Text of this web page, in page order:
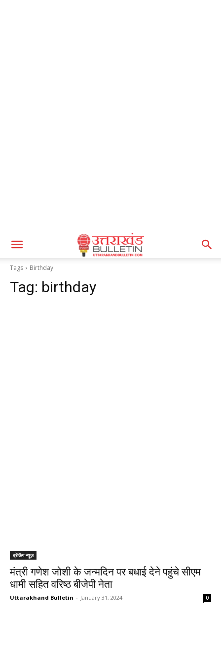
Tags Birthday
Tag: birthday
ब्रेकिंग न्यूज़
मंत्री गणेश जोशी के जन्मदिन पर बधाई देने पहुंचे सीएम
धामी सहित वरिष्ठ बीजेपी नेता
Uttarakhand Bulletin - January 31, 2024 0